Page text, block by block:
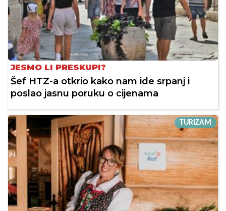
JESMO LI PRESKUPI?
Šef HTZ-a otkrio kako nam ide srpanj i
poslao jasnu poruku o cijenama
TURIZAM